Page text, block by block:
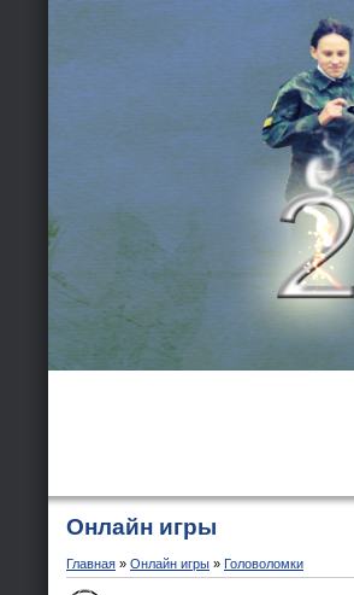
Онлайн игры
Главная » Онлайн игры » Головоломки